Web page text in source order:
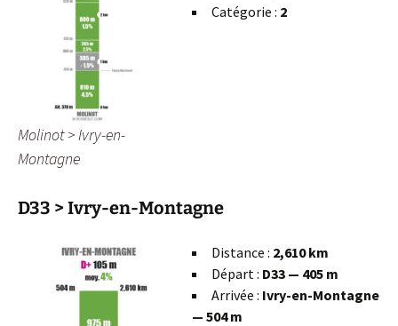
Molinot > Ivry-en-
Montagne
Catégorie : 2
D33 > Ivry-en-Montagne
Distance : 2,610 km
Départ : D33 — 405 m
Arrivée : Ivry-en-Montagne
— 504 m